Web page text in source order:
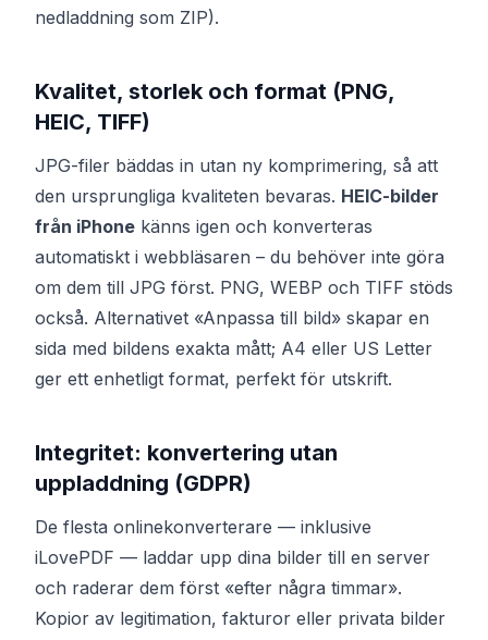
nedladdning som ZIP).
Kvalitet, storlek och format (PNG,
HEIC, TIFF)
JPG-filer bäddas in utan ny komprimering, så att
den ursprungliga kvaliteten bevaras. HEIC-bilder
från iPhone känns igen och konverteras
automatiskt i webbläsaren – du behöver inte göra
om dem till JPG först. PNG, WEBP och TIFF stöds
också. Alternativet «Anpassa till bild» skapar en
sida med bildens exakta mått; A4 eller US Letter
ger ett enhetligt format, perfekt för utskrift.
Integritet: konvertering utan
uppladdning (GDPR)
De flesta onlinekonverterare — inklusive
iLovePDF — laddar upp dina bilder till en server
och raderar dem först «efter några timmar».
Kopior av legitimation, fakturor eller privata bilder